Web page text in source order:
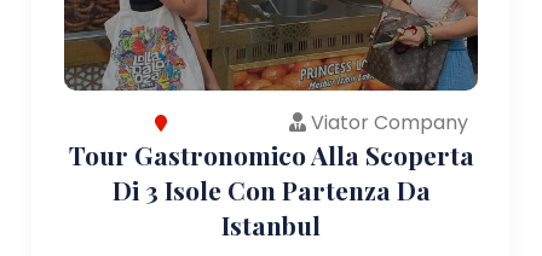
Viator Company
Tour Gastronomico Alla Scoperta
Di 3 Isole Con Partenza Da
Istanbul